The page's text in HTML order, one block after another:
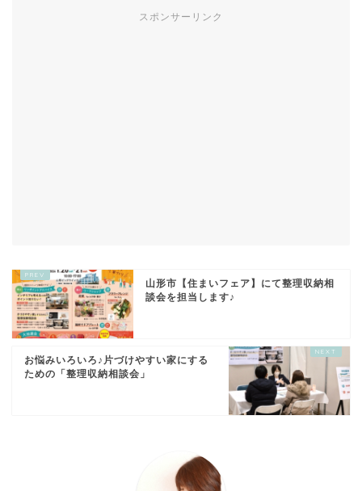
スポンサーリンク
山形市【住まいフェア】にて整理収納相
談会を担当します♪
お悩みいろいろ♪片づけやすい家にする
ための「整理収納相談会」